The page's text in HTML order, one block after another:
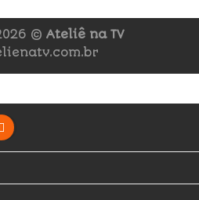
© Ateliê na TV